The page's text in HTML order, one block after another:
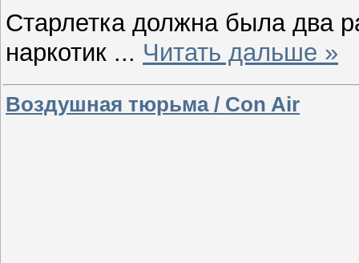
Старлетка должна была два
наркотик ... Читать дальше »
Воздушная тюрьма / Con Air